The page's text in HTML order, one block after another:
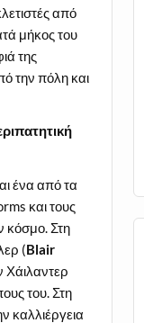
από
μήκος του
της
την πόλη και
ένα από τα
και τους
κόσμο. Στη
(Blair
Χάιλαντερ
του. Στη
καλλιέργεια